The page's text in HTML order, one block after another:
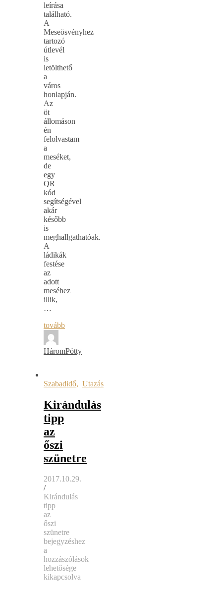
leírása
található.
A
Meseösvényhez
tartozó
útlevél
is
letölthető
a
város
honlapján.
Az
öt
állomáson
én
felolvastam
a
meséket,
de
egy
QR
kód
segítségével
akár
később
is
meghallgathatóak.
A
ládikák
festése
az
adott
meséhez
illik,
…
tovább
HáromPötty
Szabadidő, Utazás
Kirándulás
tipp
az
őszi
szünetre
2017.10.29.
/
Kirándulás
tipp
az
őszi
szünetre
bejegyzéshez
a
hozzászólások
lehetősége
kikapcsolva